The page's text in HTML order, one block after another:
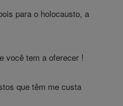
para o holocausto, a
você tem a oferecer !
que têm me custa